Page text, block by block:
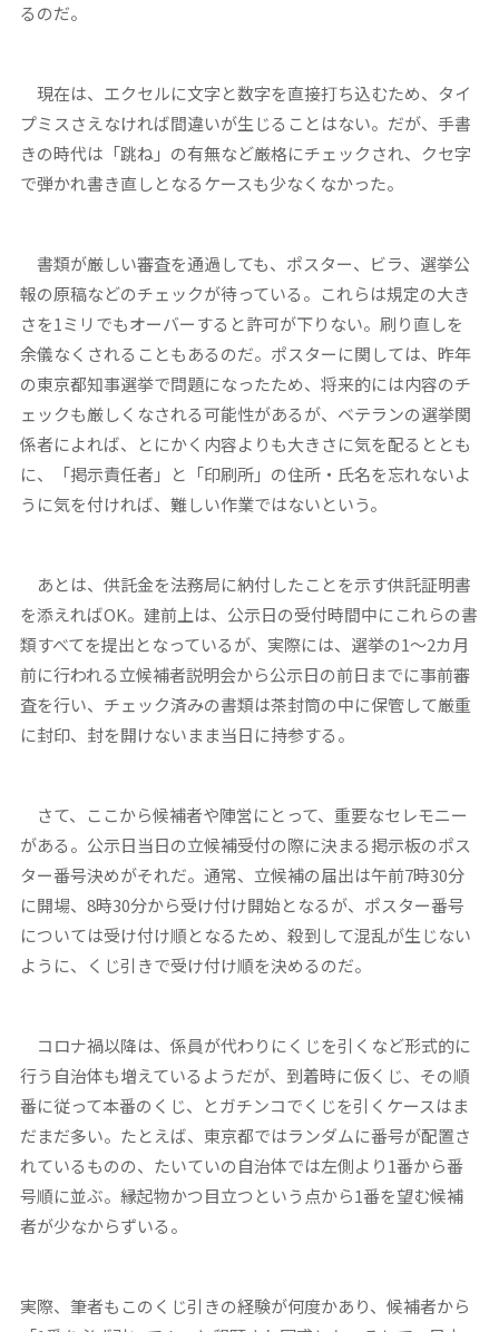
るのだ。
現在は、エクセルに文字と数字を直接打ち込むため、タイ
プミスさえなければ間違いが生じることはない。だが、手書
きの時代は「跳ね」の有無など厳格にチェックされ、クセ字
で弾かれ書き直しとなるケースも少なくなかった。
書類が厳しい審査を通過しても、ポスター、ビラ、選挙公
報の原稿などのチェックが待っている。これらは規定の大き
さを1ミリでもオーバーすると許可が下りない。刷り直しを
余儀なくされることもあるのだ。ポスターに関しては、昨年
の東京都知事選挙で問題になったため、将来的には内容のチ
ェックも厳しくなされる可能性があるが、ベテランの選挙関
係者によれば、とにかく内容よりも大きさに気を配るととも
に、「掲示責任者」と「印刷所」の住所・氏名を忘れないよ
うに気を付ければ、難しい作業ではないという。
あとは、供託金を法務局に納付したことを示す供託証明書
を添えればOK。建前上は、公示日の受付時間中にこれらの書
類すべてを提出となっているが、実際には、選挙の1～2カ月
前に行われる立候補者説明会から公示日の前日までに事前審
査を行い、チェック済みの書類は茶封筒の中に保管して厳重
に封印、封を開けないまま当日に持参する。
さて、ここから候補者や陣営にとって、重要なセレモニー
がある。公示日当日の立候補受付の際に決まる掲示板のポス
ター番号決めがそれだ。通常、立候補の届出は午前7時30分
に開場、8時30分から受け付け開始となるが、ポスター番号
については受け付け順となるため、殺到して混乱が生じない
ように、くじ引きで受け付け順を決めるのだ。
コロナ禍以降は、係員が代わりにくじを引くなど形式的に
行う自治体も増えているようだが、到着時に仮くじ、その順
番に従って本番のくじ、とガチンコでくじを引くケースはま
だまだ多い。たとえば、東京都ではランダムに番号が配置さ
れているものの、たいていの自治体では左側より1番から番
号順に並ぶ。縁起物かつ目立つという点から1番を望む候補
者が少なからずいる。
実際、筆者もこのくじ引きの経験が何度かあり、候補者から